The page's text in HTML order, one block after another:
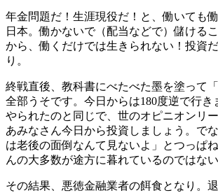
年金問題だ！生涯現役だ！と、働いても
日本。働かないで（配当などで）儲ける
から、働くだけでは生きられない！投資
り。
終戦直後、教科書にべたべた墨を塗って
全部うそです。今日からは180度逆で行き
やられたのと同じで、世のオピニオンリ
あみなさん今日から投資しましょう。で
は老後の面倒なんて見ないよ」とつっぱ
んの大多数が途方に暮れているのではない
その結果、悪徳金融業者の餌食となり。